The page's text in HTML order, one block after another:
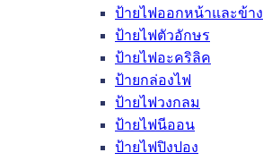
ป้ายไฟออกหน้าและข้าง
ป้ายไฟตัวอักษร
ป้ายไฟอะคริลิค
ป้ายกล่องไฟ
ป้ายไฟวงกลม
ป้ายไฟนีออน
ป้ายไฟปิงปอง